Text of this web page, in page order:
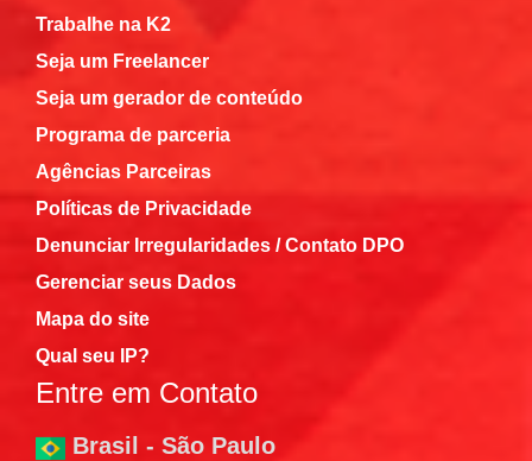
Trabalhe na K2
Seja um Freelancer
Seja um gerador de conteúdo
Programa de parceria
Agências Parceiras
Políticas de Privacidade
Denunciar Irregularidades / Contato DPO
Gerenciar seus Dados
Mapa do site
Qual seu IP?
Entre em Contato
Brasil - São Paulo